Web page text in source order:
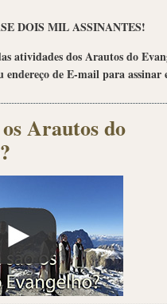
DOIS MIL ASSINANTES!
atividades dos Arautos do
de E-mail para assinar
Arautos do